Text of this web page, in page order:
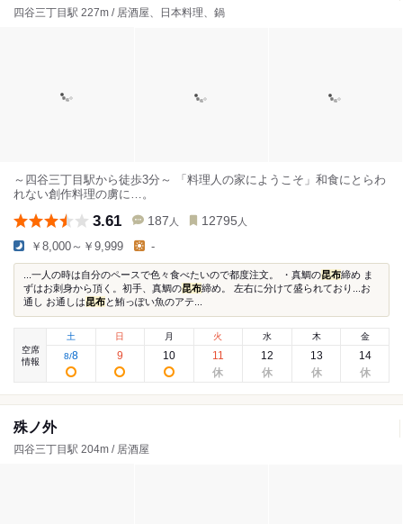
四谷三丁目駅 227m / 居酒屋、日本料理、鍋
～四谷三丁目駅から徒歩3分～ 「料理人の家にようこそ」和食にとらわ
れない創作料理の虜に…。
3.61 187 人 12795 人
￥8,000～￥9,999 -
...一人の時は自分のペースで色々食べたいので都度注文。 ・真鯛の昆布締め ま
ずはお刺身から頂く。初手、真鯛の昆布締め。 左右に分けて盛られており...お
通し お通しは昆布と鮪っぽい魚のアテ...
空席
情報
土
8/8
日
9
月
10
火
11
水
12
木
13
金
14
殊ノ外
四谷三丁目駅 204m / 居酒屋